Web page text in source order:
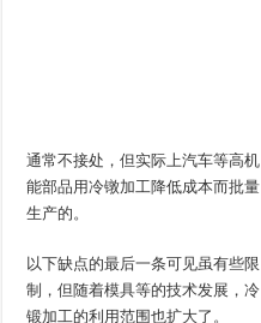
通常不接处，但实际上汽车等高机
能部品用冷镦加工降低成本而批量
生产的。
以下缺点的最后一条可见虽有些限
制，但随着模具等的技术发展，冷
锻加工的利用范围也扩大了。